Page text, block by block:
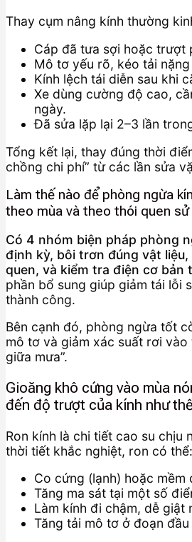
Thay cụm nâng kính thường
Cáp đã tưa sợi hoặc trượt
Mô tơ yếu rõ, kéo tải
Kính lệch tái diễn sau khi
Xe dùng cường độ cao,
ngày.
Đã sửa lặp lại 2–3 lần
Tổng kết lại, thay đúng thời
chồng chi phí” từ các lần sửa
Làm thế nào để phòng ngừa
theo mùa và theo thói quen sử
Có 4 nhóm biện pháp phòng
định kỳ, bôi trơn đúng vật
quen, và kiểm tra điện cơ bản
phần bổ sung giúp giảm tái lỗi
thành công.
Bên cạnh đó, phòng ngừa tốt
mô tơ và giảm xác suất rơi vào
giữa mưa”.
Gioăng khô cứng vào mùa
đến độ trượt của kính như
Ron kính là chi tiết cao su chịu
thời tiết khắc nghiệt, ron có thể:
Co cứng (lạnh) hoặc mềm
Tăng ma sát tại một số
Làm kính đi chậm, dễ giật
Tăng tải mô tơ ở đoạn đầu